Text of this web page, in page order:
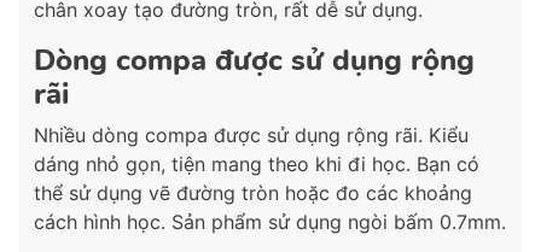
chân xoay tạo đường tròn, rất dễ sử dụng.
Dòng compa được sử dụng rộng
rãi
Nhiều dòng compa được sử dụng rộng rãi. Kiểu
dáng nhỏ gọn, tiện mang theo khi đi học. Bạn có
thể sử dụng vẽ đường tròn hoặc đo các khoảng
cách hình học. Sản phẩm sử dụng ngòi bấm 0.7mm.